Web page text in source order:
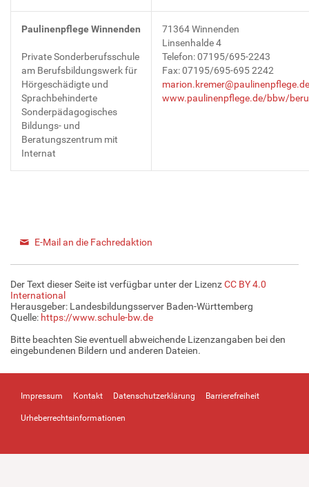
Paulinenpflege Winnenden
Private Sonderberufsschule
am Berufsbildungswerk für
Hörgeschädigte und
Sprachbehinderte
Sonderpädagogisches
Bildungs- und
Beratungszentrum mit
Internat
71364 Winnenden
Linsenhalde 4
Telefon: 07195/695-2243
Fax: 07195/695-695 2242
www.paulinenpflege.de/bbw/
E-Mail an die Fachredaktion
Der Text dieser Seite ist verfügbar unter der LizenzCC BY 4.0
International
Herausgeber: Landesbildungsserver Baden-Württemberg
Quelle: https://www.schule-bw.de
Bitte beachten Sie eventuell abweichende Lizenzangaben bei den
eingebundenen Bildern und anderen Dateien.
Impressum Kontakt Datenschutzerklärung Barrierefreiheit
Urheberrechtsinformationen